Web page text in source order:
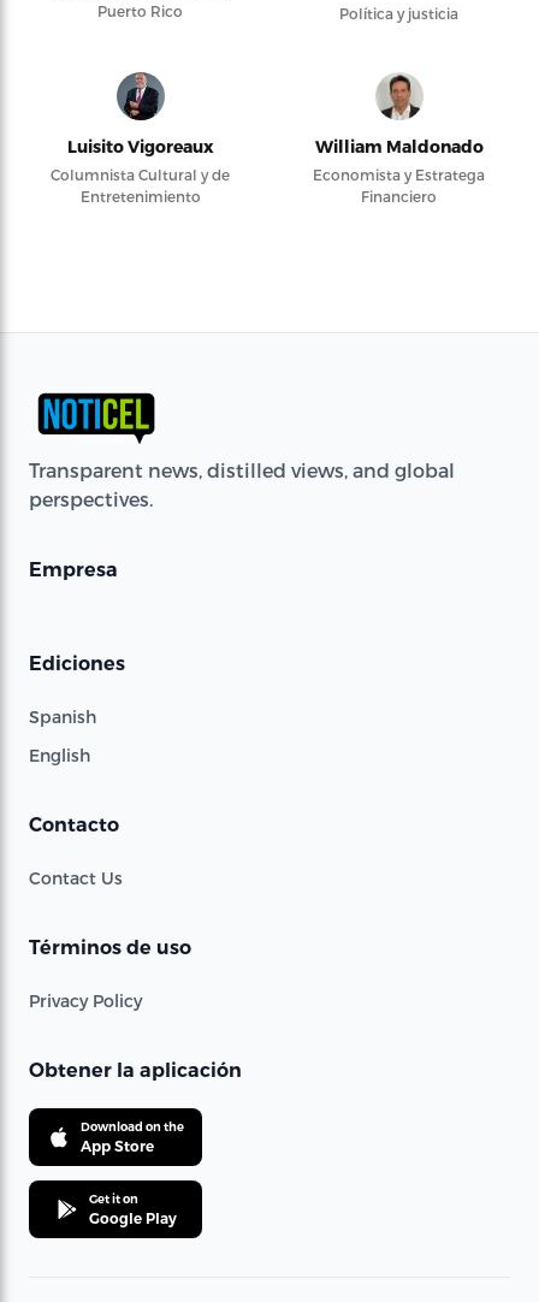
Puerto Rico
Política y justicia
Luisito Vigoreaux
Columnista Cultural y de
Entretenimiento
William Maldonado
Economista y Estratega
Financiero
Transparent news, distilled views, and global
perspectives.
Empresa
Ediciones
Spanish
English
Contacto
Contact Us
Términos de uso
Privacy Policy
Obtener la aplicación
Download on the
App Store
Get it on
Google Play